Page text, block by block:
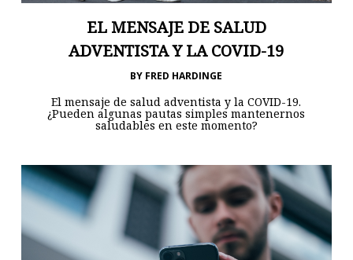
EL MENSAJE DE SALUD
ADVENTISTA Y LA COVID-19
BY FRED HARDINGE
El mensaje de salud adventista y la COVID-19.
¿Pueden algunas pautas simples mantenernos
saludables en este momento?